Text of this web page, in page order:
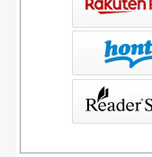
STORE（SHARP